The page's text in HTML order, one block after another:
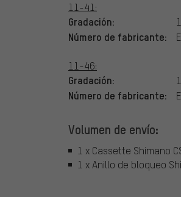
11-41:
Gradación:
Número de fabricante:
11-46:
Gradación:
Número de fabricante:
Volumen de envío:
1 x Cassette Shimano
1 x Anillo de bloqueo